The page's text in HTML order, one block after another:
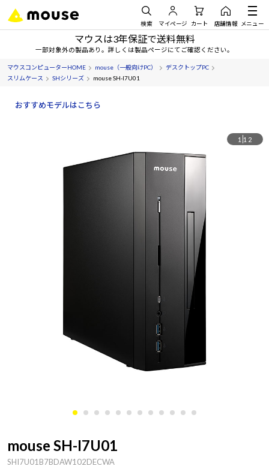
検索 マイページ カート 店舗情報 メニュー
マウスは3年保証で送料無料
一部対象外の製品あり。詳しくは製品ページにてご確認ください。
マウスコンピューターHOME mouse（一般向けPC）
デスクトップPC
スリムケース
SHシリーズ mouse SH-I7U01
おすすめモデルはこちら
1 12
mouse SH-I7U01
SHI7U01B7BDAW102DECWA